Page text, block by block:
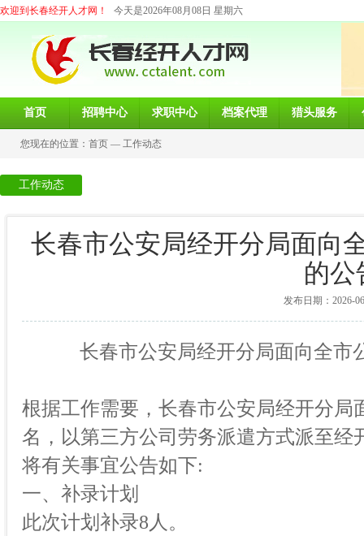
欢迎到长春经开人才网！ 今天是2026年08月08日 星期六
首页 招聘中心 求职中心 档案代理 猎头服务
您现在的位置： 首页 — 工作动态
工作动态
长春市公安局经开分局面向
的公
发布日期：2026-
长春市公安局经开分局面向全市
根据工作需要，长春市公安局经开分局
名，以第三方公司劳务派遣方式派至
将有关事宜公告如下:
一、补录计划
此次计划补录8人。